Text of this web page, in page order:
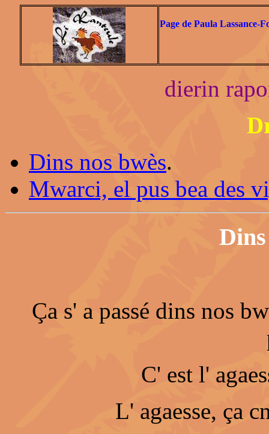
Page de Paula Lassance-
dierin
Dins nos bwès.
Mwarci, el pus bea des
Ça s' a passé dins nos
C' est l'
L' agaesse, ça